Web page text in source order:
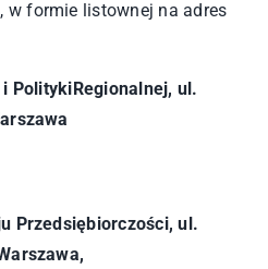
w formie listownej na adres
PolitykiRegionalnej, ul.
Przedsiębiorczości, ul.